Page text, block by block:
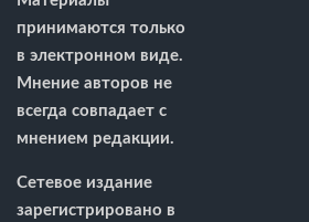
принимаются только
в электронном виде.
Мнение авторов не
всегда совпадает с
мнением редакции.
Сетевое издание
зарегистрировано в